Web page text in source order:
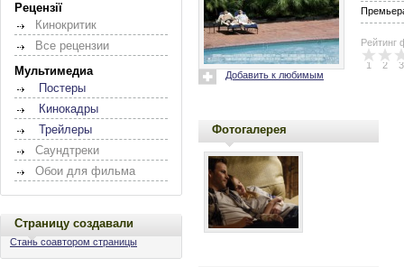
Рецензії
Кинокритик
Все рецензии
Мультимедиа
Постеры
Кинокадры
Трейлеры
Саундтреки
Обои для фильма
Страницу создавали
Стань соавтором страницы
Добавить к любимым
Рейтинг
1 2 3
Фотогалерея